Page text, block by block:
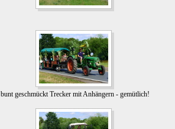
bunt geschmückt Trecker mit Anhängern - gemütlich!